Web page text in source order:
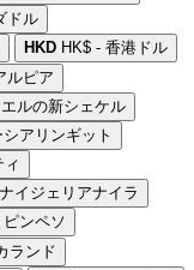
ドル
HKD HK$ - 香港ドル
ルピア
ルの新シェケル
アリンギット
ィ
イジェリアナイラ
ンペソ
ランド